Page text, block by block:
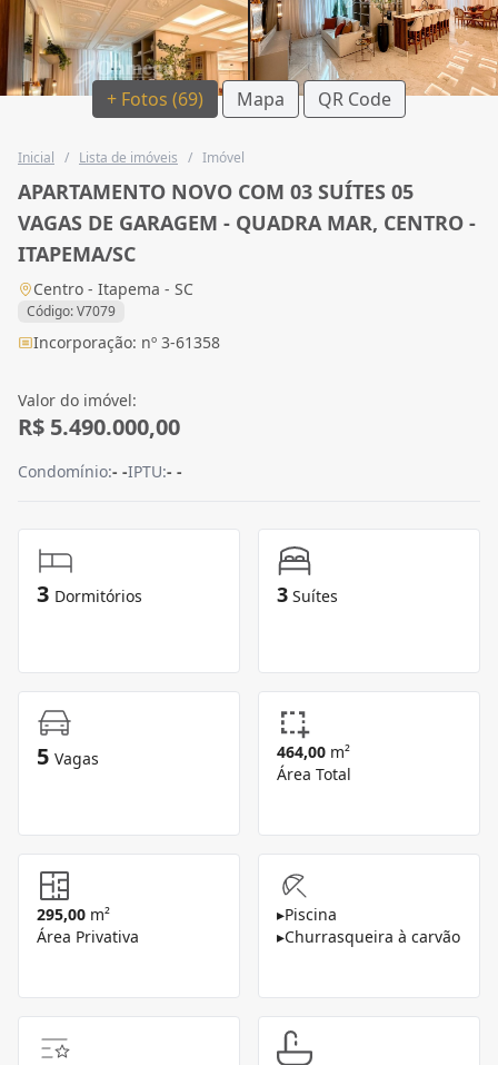
+ Fotos (69) Mapa QR Code
Inicial / Lista de imóveis / Imóvel
APARTAMENTO NOVO COM 03 SUÍTES 05
VAGAS DE GARAGEM - QUADRA MAR, CENTRO -
ITAPEMA/SC
Centro - Itapema - SC
Código: V7079
Incorporação: nº 3-61358
Valor do imóvel:
R$ 5.490.000,00
Condomínio:- -IPTU:- -
3 Dormitórios 3 Suítes
5 Vagas 464,00 m²
Área Total
295,00 m²
Área Privativa
▸Piscina
▸Churrasqueira à carvão